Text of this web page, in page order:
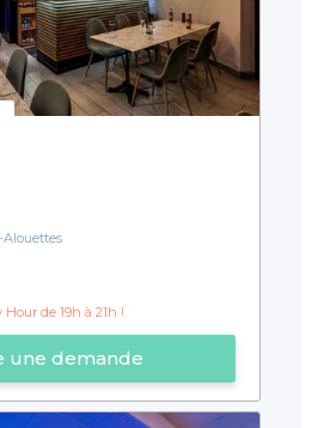
de 19h à 21h !
une demande